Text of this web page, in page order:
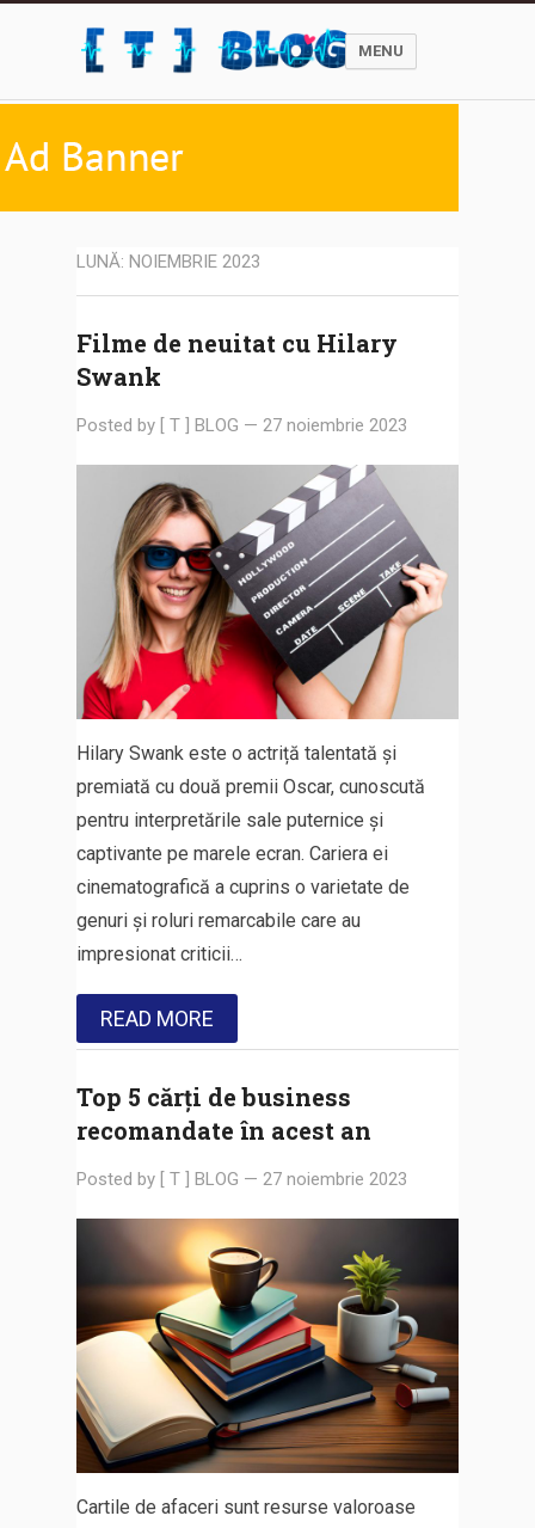
MENU
LUNĂ: NOIEMBRIE 2023
Filme de neuitat cu Hilary
Swank
Posted by [ T ] BLOG — 27 noiembrie 2023
Hilary Swank este o actriță talentată și
premiată cu două premii Oscar, cunoscută
pentru interpretările sale puternice și
captivante pe marele ecran. Cariera ei
cinematografică a cuprins o varietate de
genuri și roluri remarcabile care au
impresionat criticii…
READ MORE
Top 5 cărți de business
recomandate în acest an
Posted by [ T ] BLOG — 27 noiembrie 2023
Cartile de afaceri sunt resurse valoroase